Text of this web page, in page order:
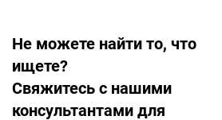
Не можете найти то, что
ищете?
Свяжитесь с нашими
консультантами для